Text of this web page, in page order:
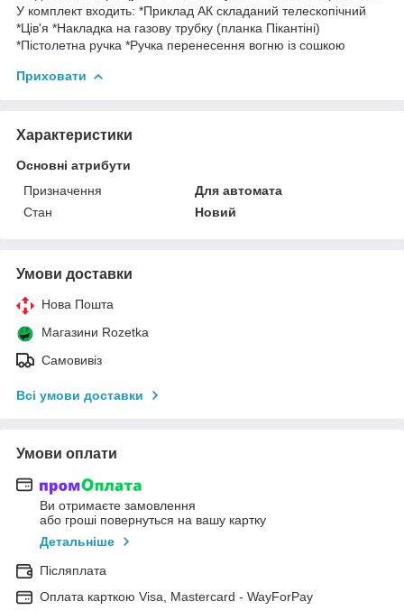
У комплект входить: *Приклад АК складаний телескопічний
*Ців'я *Накладка на газову трубку (планка Пікантіні)
*Пістолетна ручка *Ручка перенесення вогню із сошкою
Приховати
Характеристики
Основні атрибути
Призначення
Для автомата
Стан
Новий
Умови доставки
Нова Пошта
Магазини Rozetka
Самовивіз
Всі умови доставки
Умови оплати
Ви отримаєте замовлення
або гроші повернуться на вашу картку
Детальніше
Післяплата
Оплата карткою Visa, Mastercard - WayForPay